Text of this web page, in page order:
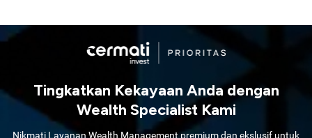
Tingkatkan Kekayaan Anda dengan
Wealth Specialist Kami
Nikmati Layanan Wealth Management premium dan ekslusif untuk